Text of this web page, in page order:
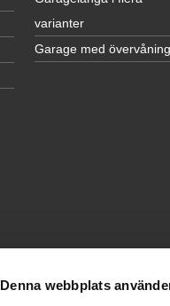
Denna webbplats
varianter
Garage med övervåning